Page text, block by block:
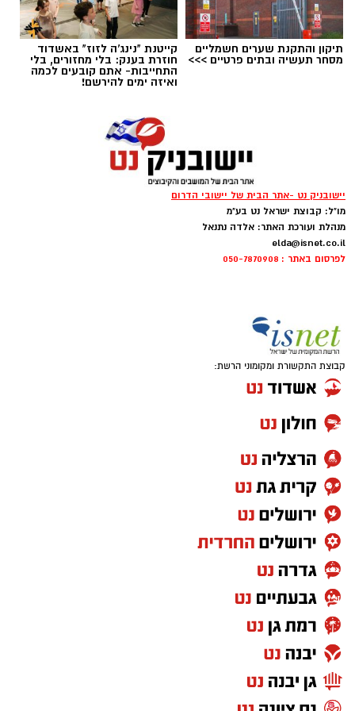
‏כדי לעקוב אחרי הערוץ יישובניק נט ב-WhatsApp:‏‏‏
יש לכם מידע חשוב שטרם נחשף? צילומים מאירוע
חדשותי? מצאתם טעות בכתבה? נשמח שתשתפו
אותנו
צילומים: משרד הבריאות
פיקוח שנערך בתשעה סניפי רשת "מרכז
ההחלקות".
האזהרה מתפרסמת לאחר שבדיקות מעבדה
ובהמשך להודעת משרד הבריאות שפורסמה בחודש
יולי.
בין המוצרים שנמצאו ואינם רשומים במאגרי משרד
הבריאות, ולכן חל איסור לשווקם:
PROTEIN + MINERAL PREMIUM HAIR
STRAIGHTENING
Protein Mineral Premium Pre Treatment
Shampoo
בנוסף, נמצא כי המוצר
HAIR STRAIGHTENING GEL
במאגרי משרד הבריאות, מסומן כמכיל
תיקון והתקנת שערים חשמליים
מסחר תעשיה ובתים פרטיים >>>
קייטנת "נינג'ה לזוז" באשדוד
חוזרת בענק: בלי מחזורים, בלי
התחייבות- אתם קובעים לכמה
ואיזה ימים להירשם!
יישובניק נט -אתר הבית של יישובי הדרום
מו"ל: קבוצת ישראל נט בע"מ
מנהלת ועורכת האתר: אלדה נתנאל
elda@isnet.co.il
לפרסום באתר : 050-7870908
קבוצת התקשורת ומקומוני הרשת: